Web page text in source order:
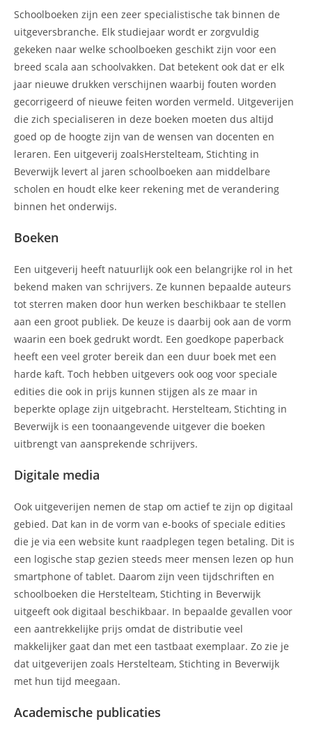
Schoolboeken zijn een zeer specialistische tak binnen de
uitgeversbranche. Elk studiejaar wordt er zorgvuldig
gekeken naar welke schoolboeken geschikt zijn voor een
breed scala aan schoolvakken. Dat betekent ook dat er elk
jaar nieuwe drukken verschijnen waarbij fouten worden
gecorrigeerd of nieuwe feiten worden vermeld. Uitgeverijen
die zich specialiseren in deze boeken moeten dus altijd
goed op de hoogte zijn van de wensen van docenten en
leraren. Een uitgeverij zoalsHerstelteam, Stichting in
Beverwijk levert al jaren schoolboeken aan middelbare
scholen en houdt elke keer rekening met de verandering
binnen het onderwijs.
Boeken
Een uitgeverij heeft natuurlijk ook een belangrijke rol in het
bekend maken van schrijvers. Ze kunnen bepaalde auteurs
tot sterren maken door hun werken beschikbaar te stellen
aan een groot publiek. De keuze is daarbij ook aan de vorm
waarin een boek gedrukt wordt. Een goedkope paperback
heeft een veel groter bereik dan een duur boek met een
harde kaft. Toch hebben uitgevers ook oog voor speciale
edities die ook in prijs kunnen stijgen als ze maar in
beperkte oplage zijn uitgebracht. Herstelteam, Stichting in
Beverwijk is een toonaangevende uitgever die boeken
uitbrengt van aansprekende schrijvers.
Digitale media
Ook uitgeverijen nemen de stap om actief te zijn op digitaal
gebied. Dat kan in de vorm van e-books of speciale edities
die je via een website kunt raadplegen tegen betaling. Dit is
een logische stap gezien steeds meer mensen lezen op hun
smartphone of tablet. Daarom zijn veen tijdschriften en
schoolboeken die Herstelteam, Stichting in Beverwijk
uitgeeft ook digitaal beschikbaar. In bepaalde gevallen voor
een aantrekkelijke prijs omdat de distributie veel
makkelijker gaat dan met een tastbaat exemplaar. Zo zie je
dat uitgeverijen zoals Herstelteam, Stichting in Beverwijk
met hun tijd meegaan.
Academische publicaties